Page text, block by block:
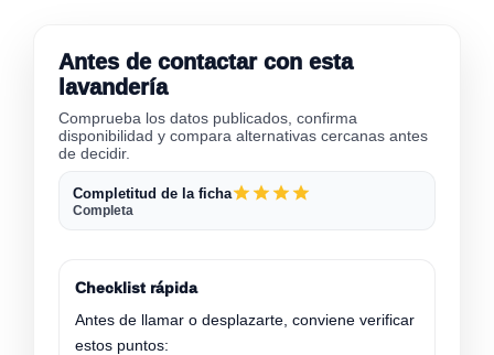
Antes de contactar con esta
lavandería
Comprueba los datos publicados, confirma
disponibilidad y compara alternativas cercanas antes
de decidir.
Completitud de la ficha
Completa
Checklist rápida
Antes de llamar o desplazarte, conviene verificar
estos puntos: